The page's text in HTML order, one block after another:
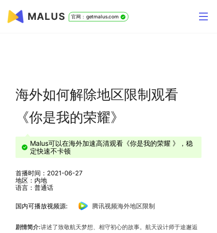
MALUS 官网：getmalus.com
海外如何解除地区限制观看
《你是我的荣耀》
Malus可以在海外加速高清观看《你是我的荣耀 》，稳
定快速不卡顿
首播时间：2021-06-27
地区：内地
语言：普通话
国内可播放视频源: 腾讯视频海外地区限制
剧情简介:讲述了致敬航天梦想、相守初心的故事。航天设计师于途邂逅